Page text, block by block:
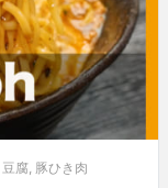
豆腐, 豚ひき肉